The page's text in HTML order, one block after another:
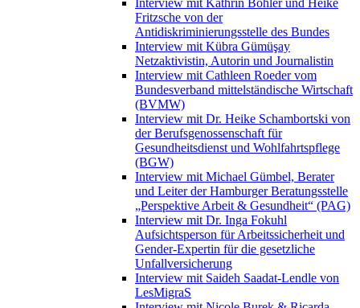
Interview mit Kathrin Böhler und Heike
Fritzsche von der
Antidiskriminierungsstelle des Bundes
Interview mit Kübra Gümüşay
Netzaktivistin, Autorin und Journalistin
Interview mit Cathleen Roeder vom
Bundesverband mittelständische Wirtschaft
(BVMW)
Interview mit Dr. Heike Schambortski von
der Berufsgenossenschaft für
Gesundheitsdienst und Wohlfahrtspflege
(BGW)
Interview mit Michael Gümbel, Berater
und Leiter der Hamburger Beratungsstelle
„Perspektive Arbeit & Gesundheit“ (PAG)
Interview mit Dr. Inga Fokuhl
Aufsichtsperson für Arbeitssicherheit und
Gender-Expertin für die gesetzliche
Unfallversicherung
Interview mit Saideh Saadat-Lendle von
LesMigraS